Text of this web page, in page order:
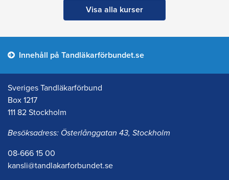
Visa alla kurser
Innehåll på Tandläkarförbundet.se
Sveriges Tandläkarförbund
Box 1217
111 82 Stockholm
Besöksadress: Österlånggatan 43, Stockholm
08-666 15 00
kansli@tandlakarforbundet.se